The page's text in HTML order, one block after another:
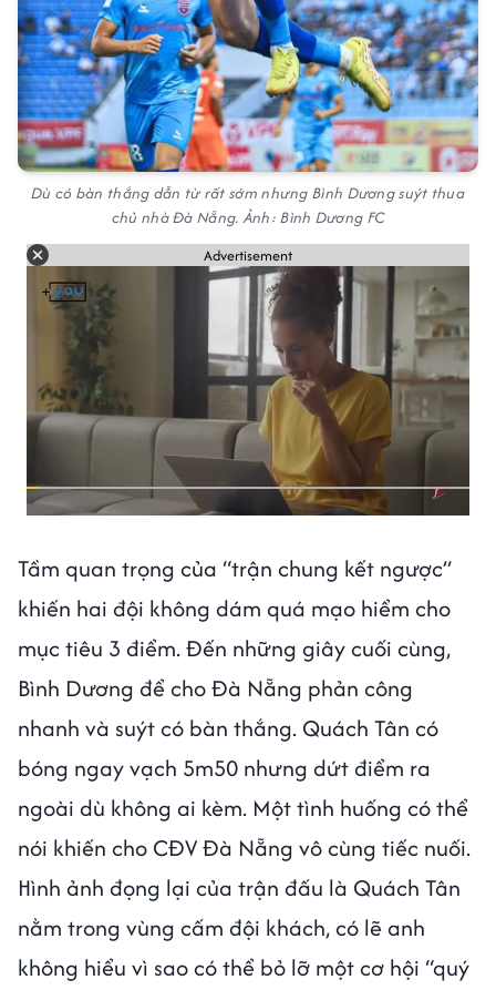
Dù có bàn thắng dẫn từ rất sớm nhưng Bình Dương suýt thua
chủ nhà Đà Nẵng. Ảnh: Bình Dương FC
Advertisement
Tầm quan trọng của “trận chung kết ngược”
khiến hai đội không dám quá mạo hiểm cho
mục tiêu 3 điểm. Đến những giây cuối cùng,
Bình Dương để cho Đà Nẵng phản công
nhanh và suýt có bàn thắng. Quách Tân có
bóng ngay vạch 5m50 nhưng dứt điểm ra
ngoài dù không ai kèm. Một tình huống có thể
nói khiến cho CĐV Đà Nẵng vô cùng tiếc nuối.
Hình ảnh đọng lại của trận đấu là Quách Tân
nằm trong vùng cấm đội khách, có lẽ anh
không hiểu vì sao có thể bỏ lỡ một cơ hội “quý